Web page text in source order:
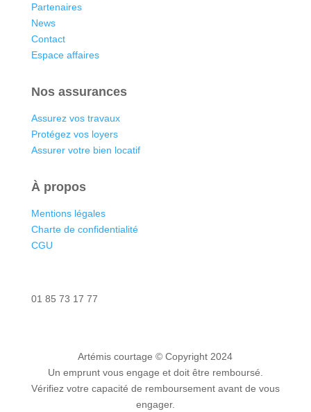
Partenaires
News
Contact
Espace affaires
Nos assurances
Assurez vos travaux
Protégez vos loyers
Assurer votre bien locatif
À propos
Mentions légales
Charte de confidentialité
CGU
01 85 73 17 77
Artémis courtage© Copyright 2024
Un emprunt vous engage et doit être remboursé.
Vérifiez votre capacité de remboursement avant de vous
engager.